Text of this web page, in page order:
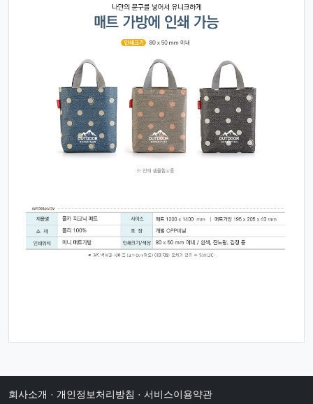
회사소개 · 개인정보처리방침 · 서비스이용약관